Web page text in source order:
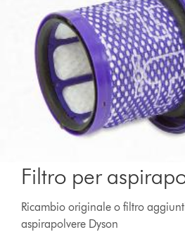
Filtro per
Ricambio originale o filtro
aspirapolvere Dyson